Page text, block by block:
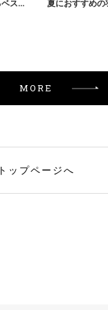
きちんと感をプラスするベスト 夏におすすめの
MORE
トップページへ